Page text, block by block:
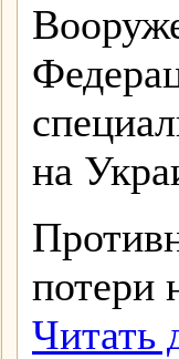
на
потери
Читать